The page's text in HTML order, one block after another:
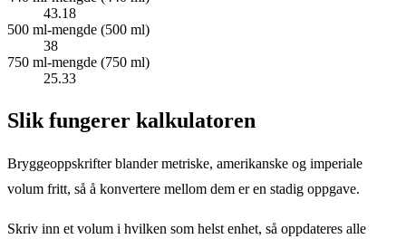
43.18
500 ml-mengde (500 ml)
38
750 ml-mengde (750 ml)
25.33
Slik fungerer kalkulatoren
Bryggeoppskrifter blander metriske, amerikanske og imperiale
volum fritt, så å konvertere mellom dem er en stadig oppgave.
Skriv inn et volum i hvilken som helst enhet, så oppdateres alle